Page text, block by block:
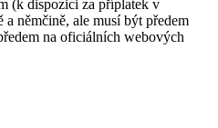
(k dispozici za příplatek v
němčině, ale musí být předem
na oficiálních webových